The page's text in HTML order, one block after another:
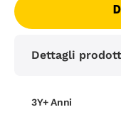
Dettagli
3Y+ Anni